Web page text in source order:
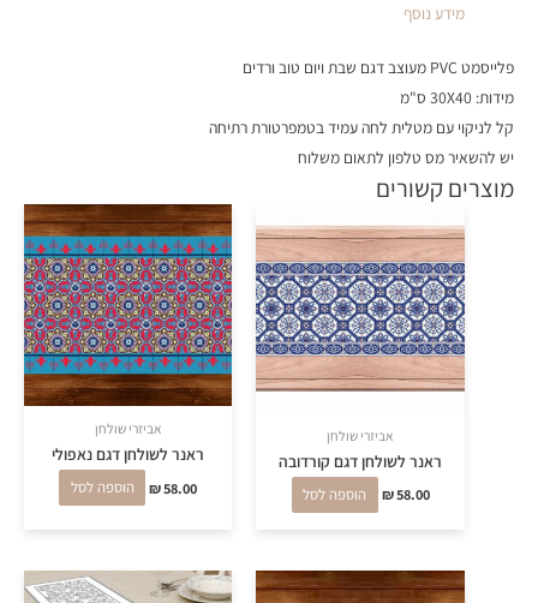
מידע נוסף
פלייסמט PVC מעוצב דגם שבת ויום טוב ורדים
מידות: 30X40 ס"מ
קל לניקוי עם מטלית לחה עמיד בטמפרטורת רתיחה
יש להשאיר מס טלפון לתאום משלוח
מוצרים קשורים
אביזרי שולחן
ראנר לשולחן דגם קורדובה
₪58.00 הוספה לסל
אביזרי שולחן
ראנר לשולחן דגם נאפולי
₪58.00 הוספה לסל